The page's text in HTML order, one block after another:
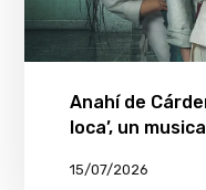
Anahí de
loca’, un
15/07/2026